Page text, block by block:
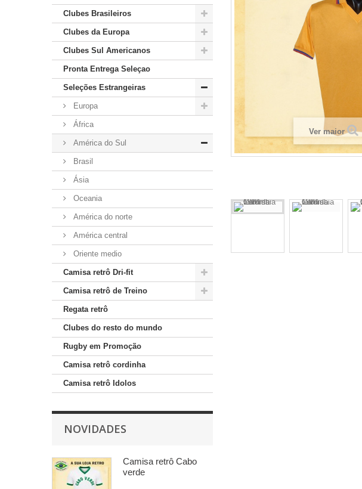
Clubes Brasileiros
Clubes da Europa
Clubes Sul Americanos
Pronta Entrega Seleçao
Seleções Estrangeiras
Europa
África
América do Sul
Brasil
Ásia
Oceania
América do norte
América central
Oriente medio
Camisa retrô Dri-fit
Camisa retrô de Treino
Regata retrô
Clubes do resto do mundo
Rugby em Promoção
Camisa retrô cordinha
Camisa retrô Idolos
NOVIDADES
Camisa retrô Cabo
verde
Ver maior